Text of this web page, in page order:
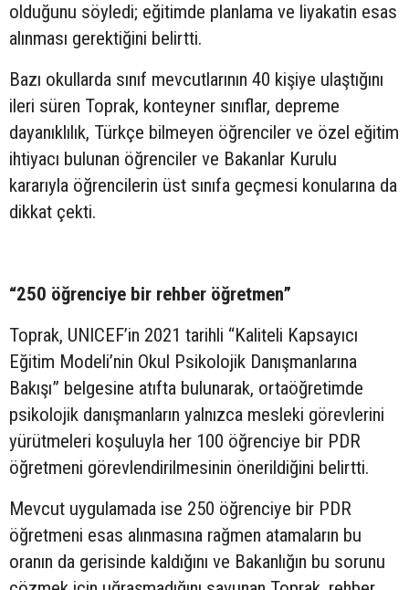
olduğunu söyledi; eğitimde planlama ve liyakatin esas
alınması gerektiğini belirtti.
Bazı okullarda sınıf mevcutlarının 40 kişiye ulaştığını
ileri süren Toprak, konteyner sınıflar, depreme
dayanıklılık, Türkçe bilmeyen öğrenciler ve özel eğitim
ihtiyacı bulunan öğrenciler ve Bakanlar Kurulu
kararıyla öğrencilerin üst sınıfa geçmesi konularına da
dikkat çekti.
“250 öğrenciye bir rehber öğretmen”
Toprak, UNICEF’in 2021 tarihli “Kaliteli Kapsayıcı
Eğitim Modeli’nin Okul Psikolojik Danışmanlarına
Bakışı” belgesine atıfta bulunarak, ortaöğretimde
psikolojik danışmanların yalnızca mesleki görevlerini
yürütmeleri koşuluyla her 100 öğrenciye bir PDR
öğretmeni görevlendirilmesinin önerildiğini belirtti.
Mevcut uygulamada ise 250 öğrenciye bir PDR
öğretmeni esas alınmasına rağmen atamaların bu
oranın da gerisinde kaldığını ve Bakanlığın bu sorunu